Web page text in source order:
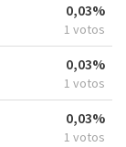
0,03%
1 votos
0,03%
1 votos
0,03%
1 votos